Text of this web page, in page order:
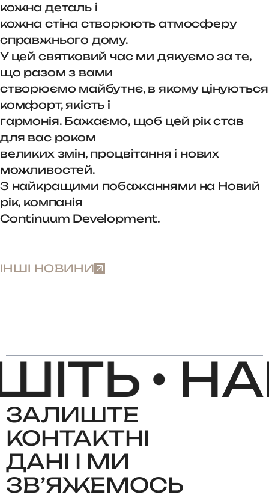
кожна деталь і
кожна стіна створюють атмосферу
справжнього дому.
У цей святковий час ми дякуємо за те,
що разом з вами
створюємо майбутнє, в якому цінуються
комфорт, якість і
гармонія. Бажаємо, щоб цей рік став
для вас роком
великих змін, процвітання і нових
можливостей.
З найкращими побажаннями на Новий
рік, компанія
Continuum Development.
ІНШІ НОВИНИ
•
ЗАЛИШТЕ
КОНТАКТНІ
ДАНІ І МИ
ЗВʼЯЖЕМОСЬ